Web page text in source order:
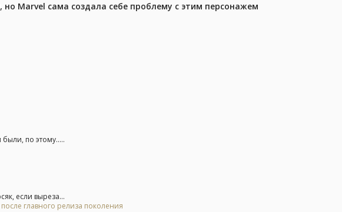
Marvel сама создала себе проблему с этим персонажем
по этому.....
если выреза...
главного релиза поколения